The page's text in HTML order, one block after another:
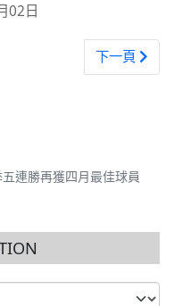
02日
傳奇Fernando Valenzuela
下一篇文章:
下一頁
連勝再獲四月最佳球員